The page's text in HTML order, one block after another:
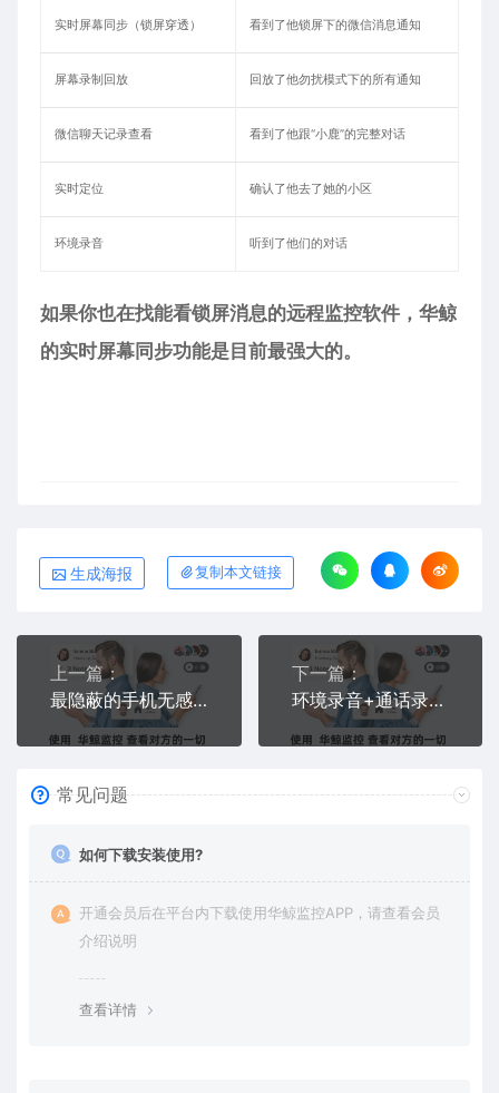
实时屏幕同步（锁屏穿透） 看到了他锁屏下的微信消息通知
屏幕录制回放 回放了他勿扰模式下的所有通知
微信聊天记录查看 看到了他跟“小鹿”的完整对话
实时定位 确认了他去了她的小区
环境录音 听到了他们的对话
如果你也在找能看锁屏消息的远程监控软件，华鲸
的实时屏幕同步功能是目前最强大的。
生成海报 复制本文链接
上一篇：
最隐蔽的手机无感同屏监控软件——五重隐形技术，他检查100次也找不到
下一篇：
环境录音+通话录音——我听到了他电话里的甜言蜜语
常见问题
如何下载安装使用?
开通会员后在平台内下载使用华鲸监控APP，请查看会员
介绍说明
查看详情